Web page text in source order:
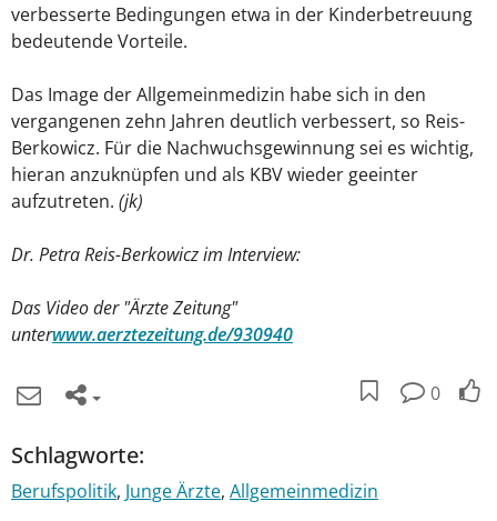
verbesserte Bedingungen etwa in der Kinderbetreuung
bedeutende Vorteile.
Das Image der Allgemeinmedizin habe sich in den
vergangenen zehn Jahren deutlich verbessert, so Reis-
Berkowicz. Für die Nachwuchsgewinnung sei es wichtig,
hieran anzuknüpfen und als KBV wieder geeinter
aufzutreten. (jk)
Dr. Petra Reis-Berkowicz im Interview:
Das Video der "Ärzte Zeitung"
unterwww.aerztezeitung.de/930940
0
Schlagworte:
Berufspolitik Junge Ärzte Allgemeinmedizin